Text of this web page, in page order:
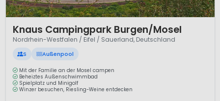
Knaus Campingpark Burgen/Mosel
Nordrhein-Westfalen / Eifel / Sauerland, Deutschland
S Außenpool
Mit der Familie an der Mosel campen
Beheiztes Außenschwimmbad
Spielplatz und Minigolf
Winzer besuchen, Riesling-Weine entdecken